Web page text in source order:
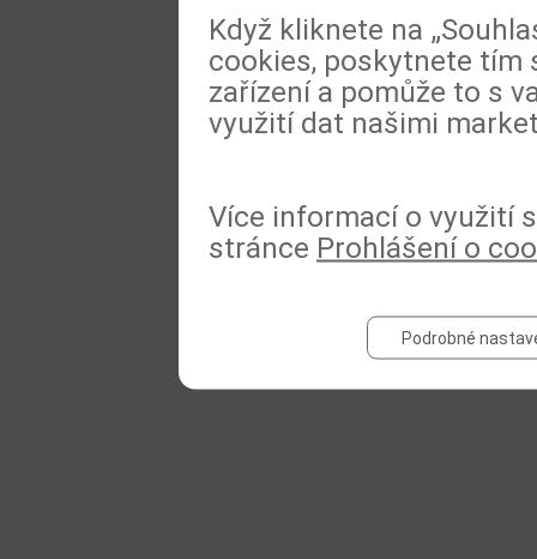
Když kliknete na
cookies, poskytnete tím
zařízení a pomůže to s
využití dat našimi
Více informací o využití
stránce Prohlášení o
Podrobné